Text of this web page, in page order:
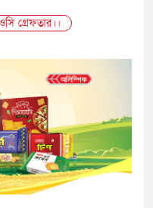
গ্রেফতার।।